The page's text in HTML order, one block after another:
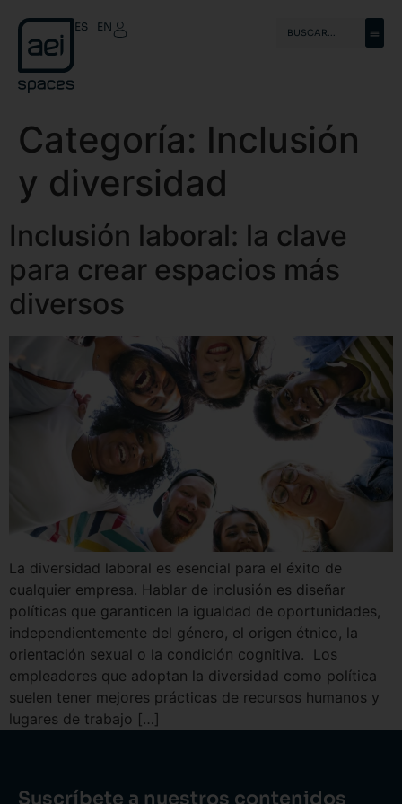
ES EN
Categoría: Inclusión
y diversidad
Inclusión laboral: la clave
para crear espacios más
diversos
La diversidad laboral es esencial para el éxito de
cualquier empresa. Hablar de inclusión es diseñar
políticas que garanticen la igualdad de oportunidades,
independientemente del género, el origen étnico, la
orientación sexual o la condición cognitiva. Los
empleadores que adoptan la diversidad como política
suelen tener mejores prácticas de recursos humanos y
lugares de trabajo […]
Suscríbete a nuestros contenidos